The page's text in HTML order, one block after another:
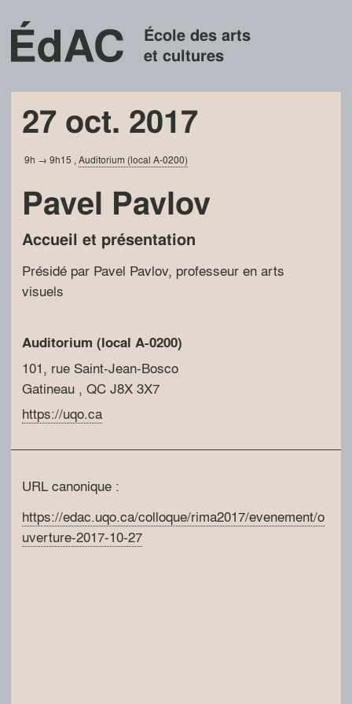
École des arts
et cultures
27 oct. 2017
9h → 9h15 ,Auditorium (local A-0200)
Pavel Pavlov
Accueil et présentation
Présidé par Pavel Pavlov, professeur en arts
visuels
Auditorium (local A-0200)
101, rue Saint-Jean-Bosco
Gatineau , QCJ8X 3X7
https://uqo.ca
URL canonique :
https://edac.uqo.ca/colloque/rima2017/evenement/o
uverture-2017-10-27